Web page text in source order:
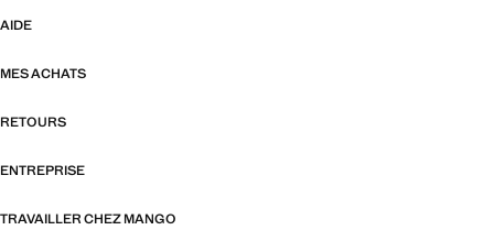
AIDE
MES ACHATS
RETOURS
ENTREPRISE
TRAVAILLER CHEZ MANGO